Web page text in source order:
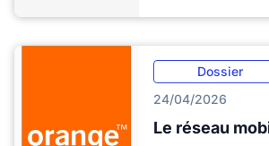
Dossier
24/04/2026
Le réseau